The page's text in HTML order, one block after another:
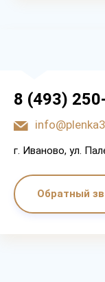
8 (493)
г. Иваново, ул.
Обратный